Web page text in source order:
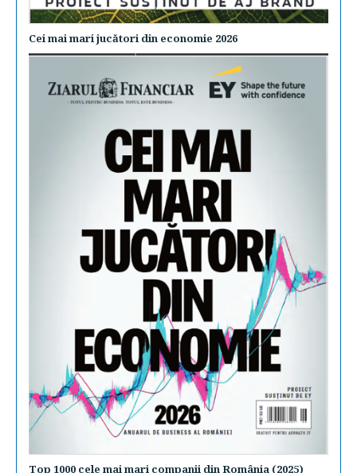
Cei mai mari jucători din economie 2026
Top 1000 cele mai mari companii din România (2025)